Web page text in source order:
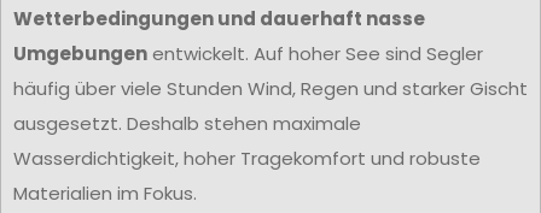
Wetterbedingungen und dauerhaft nasse
Umgebungenentwickelt. Auf hoher See sind Segler
häufig über viele Stunden Wind, Regen und starker Gischt
ausgesetzt. Deshalb stehen maximale
Wasserdichtigkeit, hoher Tragekomfort und robuste
Materialien im Fokus.